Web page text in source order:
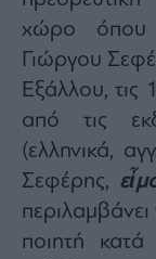
χώρο όπου
Γιώργου
Εξάλλου, τις
από τις
(ελληνικά,
Σεφέρης,
περιλαμβάνει
ποιητή